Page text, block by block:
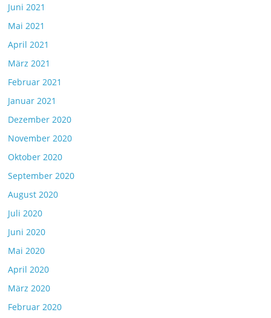
Juni 2021
Mai 2021
April 2021
März 2021
Februar 2021
Januar 2021
Dezember 2020
November 2020
Oktober 2020
September 2020
August 2020
Juli 2020
Juni 2020
Mai 2020
April 2020
März 2020
Februar 2020